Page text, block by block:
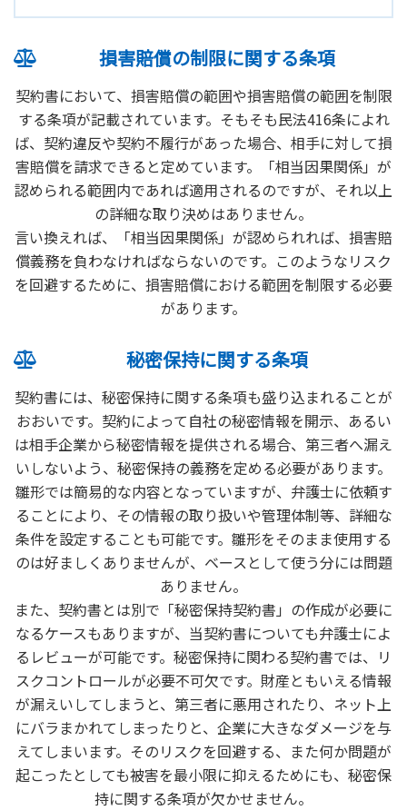
損害賠償の制限に関する条項
契約書において、損害賠償の範囲や損害賠償の範囲を制限
する条項が記載されています。そもそも民法416条によれ
ば、契約違反や契約不履行があった場合、相手に対して損
害賠償を請求できると定めています。「相当因果関係」が
認められる範囲内であれば適用されるのですが、それ以上
の詳細な取り決めはありません。
言い換えれば、「相当因果関係」が認められれば、損害賠
償義務を負わなければならないのです。このようなリスク
を回避するために、損害賠償における範囲を制限する必要
があります。
秘密保持に関する条項
契約書には、秘密保持に関する条項も盛り込まれることが
おおいです。契約によって自社の秘密情報を開示、あるい
は相手企業から秘密情報を提供される場合、第三者へ漏え
いしないよう、秘密保持の義務を定める必要があります。
雛形では簡易的な内容となっていますが、弁護士に依頼す
ることにより、その情報の取り扱いや管理体制等、詳細な
条件を設定することも可能です。雛形をそのまま使用する
のは好ましくありませんが、ベースとして使う分には問題
ありません。
また、契約書とは別で「秘密保持契約書」の作成が必要に
なるケースもありますが、当契約書についても弁護士によ
るレビューが可能です。秘密保持に関わる契約書では、リ
スクコントロールが必要不可欠です。財産ともいえる情報
が漏えいしてしまうと、第三者に悪用されたり、ネット上
にバラまかれてしまったりと、企業に大きなダメージを与
えてしまいます。そのリスクを回避する、また何か問題が
起こったとしても被害を最小限に抑えるためにも、秘密保
持に関する条項が欠かせません。